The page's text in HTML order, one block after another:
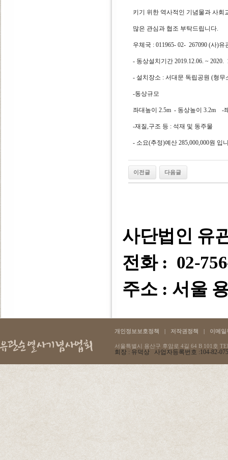
키기 위한 역사적인 기념물과 사
많은 관심과 협조 부탁드립니다.
우체국 : 011965- 02- 267090 (사)
- 동상설치기간 2019.12.06. ~
- 설치장소 : 서대문 독립공원 (형
-동상규모
좌대높이 2.5m - 동상높이 3.2m -
-재질,구조 등 : 석재 및 동주물
- 소요(추정)예산 285,000,000원 입
이전글 다음글
사단법인 유
전화 : 02-
주소 : 서울
개인정보보호정책 | 저작권정책 | 이메일
서울특별시 용산구 후암로 4길 64 B 101호
회장 : 유덕상 사업자등록번호 :104-82-